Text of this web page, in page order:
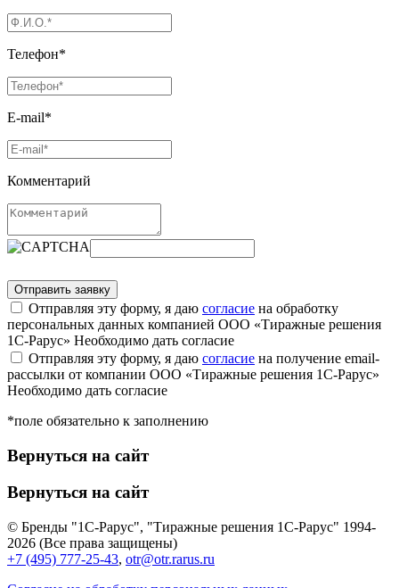
Телефон*
E-mail*
Комментарий
Отправляя эту форму, я даю согласие на обработку
персональных данных компанией ООО «Тиражные решения
1С-Рарус» Необходимо дать согласие
Отправляя эту форму, я даю согласие на получение email-
рассылки от компании ООО «Тиражные решения 1С-Рарус»
Необходимо дать согласие
*поле обязательно к заполнению
Вернуться на сайт
Вернуться на сайт
© Бренды "1С-Рарус", "Тиражные решения 1С-Рарус" 1994-
2026 (Все права защищены)
+7 (495) 777-25-43, otr@otr.rarus.ru